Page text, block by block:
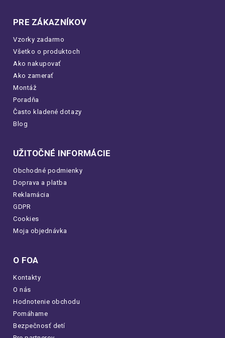
PRE ZÁKAZNÍKOV
Vzorky zadarmo
Všetko o produktoch
Ako nakupovať
Ako zamerať
Montáž
Poradňa
Často kladené dotazy
Blog
UŽITOČNÉ INFORMÁCIE
Obchodné podmienky
Doprava a platba
Reklamácia
GDPR
Cookies
Moja objednávka
O FOA
Kontakty
O nás
Hodnotenie obchodu
Pomáhame
Bezpečnosť detí